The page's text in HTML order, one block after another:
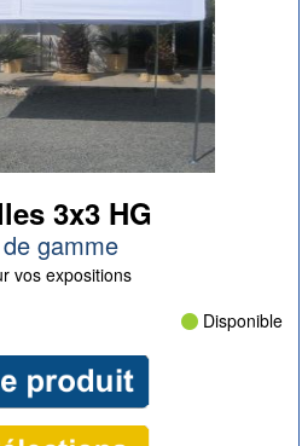
3x3 HG
gamme
vos expositions
Disponible